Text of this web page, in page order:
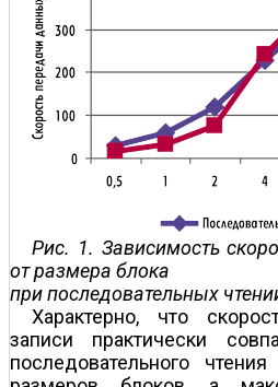
Рис. 1. Зависимость
от размера блока
при последовательных
Характерно, что
записи практически
последовательного